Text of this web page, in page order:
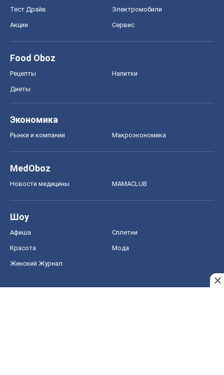
Тест Драйв Электромобили
Акции Сервис
Food Oboz
Рецепты Напитки
Диеты
Экономика
Рынки и компании Mакроэкономика
MedOboz
Новости медицины MAMACLUB
Шоу
Афиша Сплетни
Красота Мода
Женский Журнал